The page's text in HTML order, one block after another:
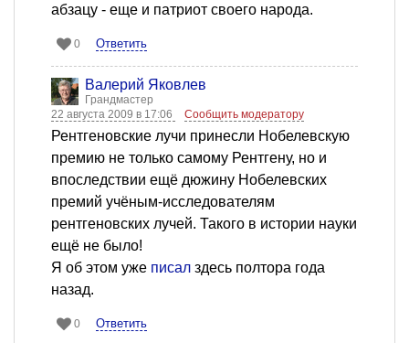
абзацу - еще и патриот своего народа.
0 Ответить
Валерий Яковлев
Грандмастер
22 августа 2009 в 17:06
Сообщить модератору
Рентгеновские лучи принесли Нобелевскую
премию не только самому Рентгену, но и
впоследствии ещё дюжину Нобелевских
премий учёным-исследователям
рентгеновских лучей. Такого в истории науки
ещё не было!
Я об этом уже писал здесь полтора года
назад.
0 Ответить